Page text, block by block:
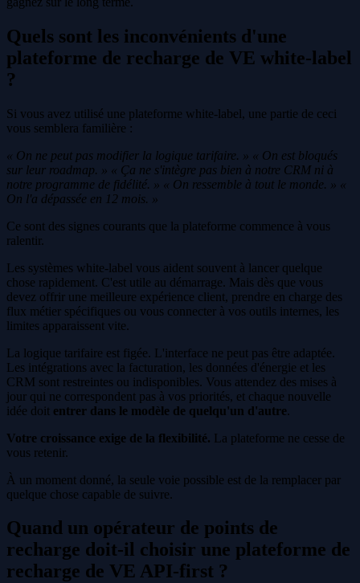
Quels sont les inconvénients d'une
plateforme de recharge de VE white-label
?
Si vous avez utilisé une plateforme white-label, une partie de ceci
vous semblera familière :
« On ne peut pas modifier la logique tarifaire. » « On est bloqués
sur leur roadmap. » « Ça ne s'intègre pas bien à notre CRM ni à
notre programme de fidélité. » « On ressemble à tout le monde. » «
On l'a dépassée en 12 mois. »
Ce sont des signes courants que la plateforme commence à vous
ralentir.
Les systèmes white-label vous aident souvent à lancer quelque
chose rapidement. C'est utile au démarrage. Mais dès que vous
devez offrir une meilleure expérience client, prendre en charge des
flux métier spécifiques ou vous connecter à vos outils internes, les
limites apparaissent vite.
La logique tarifaire est figée. L'interface ne peut pas être adaptée.
Les intégrations avec la facturation, les données d'énergie et les
CRM sont restreintes ou indisponibles. Vous attendez des mises à
jour qui ne correspondent pas à vos priorités, et chaque nouvelle
idée doit entrer dans le modèle de quelqu'un d'autre.
Votre croissance exige de la flexibilité. La plateforme ne cesse de
vous retenir.
À un moment donné, la seule voie possible est de la remplacer par
quelque chose capable de suivre.
Quand un opérateur de points de
recharge doit-il choisir une plateforme de
recharge de VE API-first ?